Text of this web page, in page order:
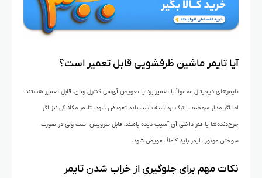
آیا تایمر ماشین ظرفشویی قابل تعمیر است؟
تایمرهای دیجیتال معمولاً با تعمیر برد یا تعویض آی‌سی کنترل زمان، قابل تعمیر هستند.
اما اگر مدار سوخته یا ترک برداشته باشد، باید تعویض شود. تایمر مکانیکی نیز اگر
چرخ‌دنده‌ها یا فنر داخلی آن آسیب دیده باشند، قابل سرویس است ولی در صورت
سوختن موتور تایمر باید کاملاً تعویض شود.
نکات مهم برای جلوگیری از خراب شدن تایمر